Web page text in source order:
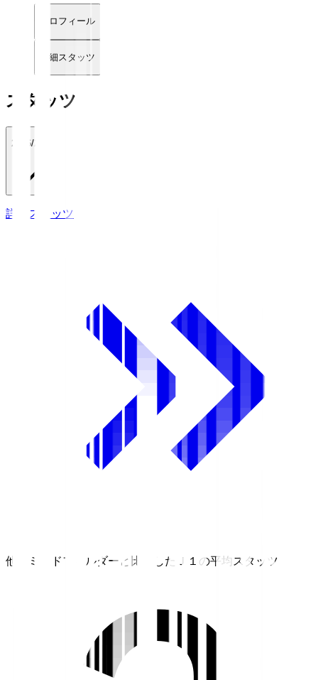
プロフィール
詳細スタッツ
スタッツ
2026/27
詳細スタッツ
他のミッドフィルダーと比較したＪ１の平均スタッツ